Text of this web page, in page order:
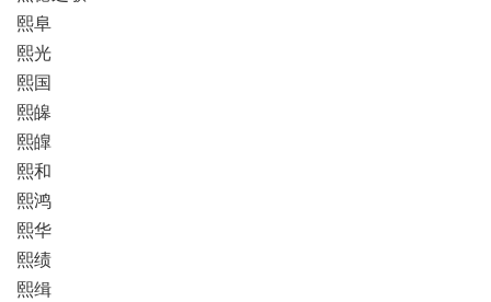
熙阜
熙光
熙国
熙皞
熙皥
熙和
熙鸿
熙华
熙绩
熙缉